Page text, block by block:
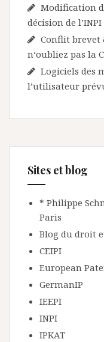
Modification
décision de
Conflit brevet
n‘oubliez pas la
Logiciels des
l’utilisateur
Sites et blog
* Philippe
Paris
Blog du droit
CEIPI
European
GermanIP
IEEPI
INPI
IPKAT